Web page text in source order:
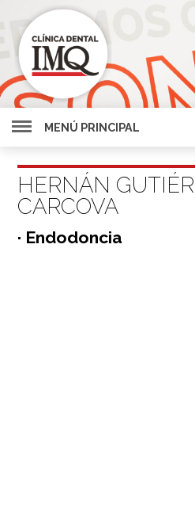
MENÚ PRINCIPAL
HERNÁN
CARCOVA
· Endodoncia